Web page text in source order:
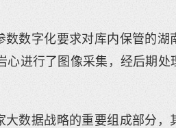
数字化要求对库内保管的湖
心进行了图像采集，经后期
数据战略的重要组成部分，